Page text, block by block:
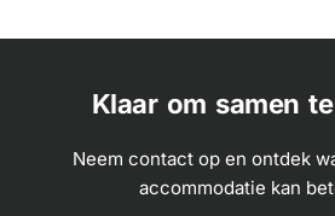
Klaar om samen
Neem contact op en ontdek
accommodatie kan